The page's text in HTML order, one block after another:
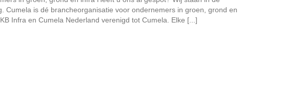
Cumela is dé brancheorganisatie voor ondernemers in groen, grond en
Infra en Cumela Nederland verenigd tot Cumela. Elke [...]